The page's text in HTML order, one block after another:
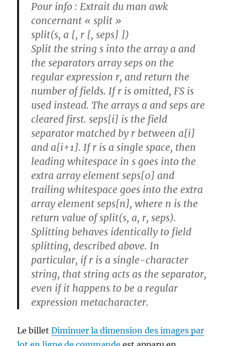
Pour info : Extrait du man awk
concernant « split »
split(s, a [, r [, seps] ])
Split the string s into the array a and
the separators array seps on the
regular expression r, and return the
number of fields. If r is omitted, FS is
used instead. The arrays a and seps are
cleared first. seps[i] is the field
separator matched by r between a[i]
and a[i+1]. If r is a single space, then
leading whitespace in s goes into the
extra array element seps[0] and
trailing whitespace goes into the extra
array element seps[n], where n is the
return value of split(s, a, r, seps).
Splitting behaves identically to field
splitting, described above. In
particular, if r is a single-character
string, that string acts as the separator,
even if it happens to be a regular
expression metacharacter.
Le billetDiminuer la dimension des images par